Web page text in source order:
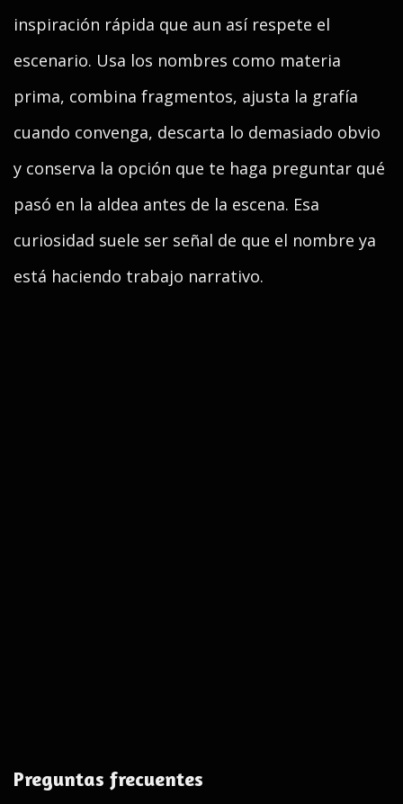
inspiración rápida que aun así respete el
escenario. Usa los nombres como materia
prima, combina fragmentos, ajusta la grafía
cuando convenga, descarta lo demasiado obvio
y conserva la opción que te haga preguntar qué
pasó en la aldea antes de la escena. Esa
curiosidad suele ser señal de que el nombre ya
está haciendo trabajo narrativo.
Preguntas frecuentes